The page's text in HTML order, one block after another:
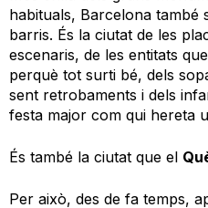
habituals, Barcelona també
barris. És la ciutat de les
escenaris, de les entitats
perquè tot surti bé, dels
sent retrobaments i dels
festa major com qui hereta
És també la ciutat que el
Per això, des de fa temps,